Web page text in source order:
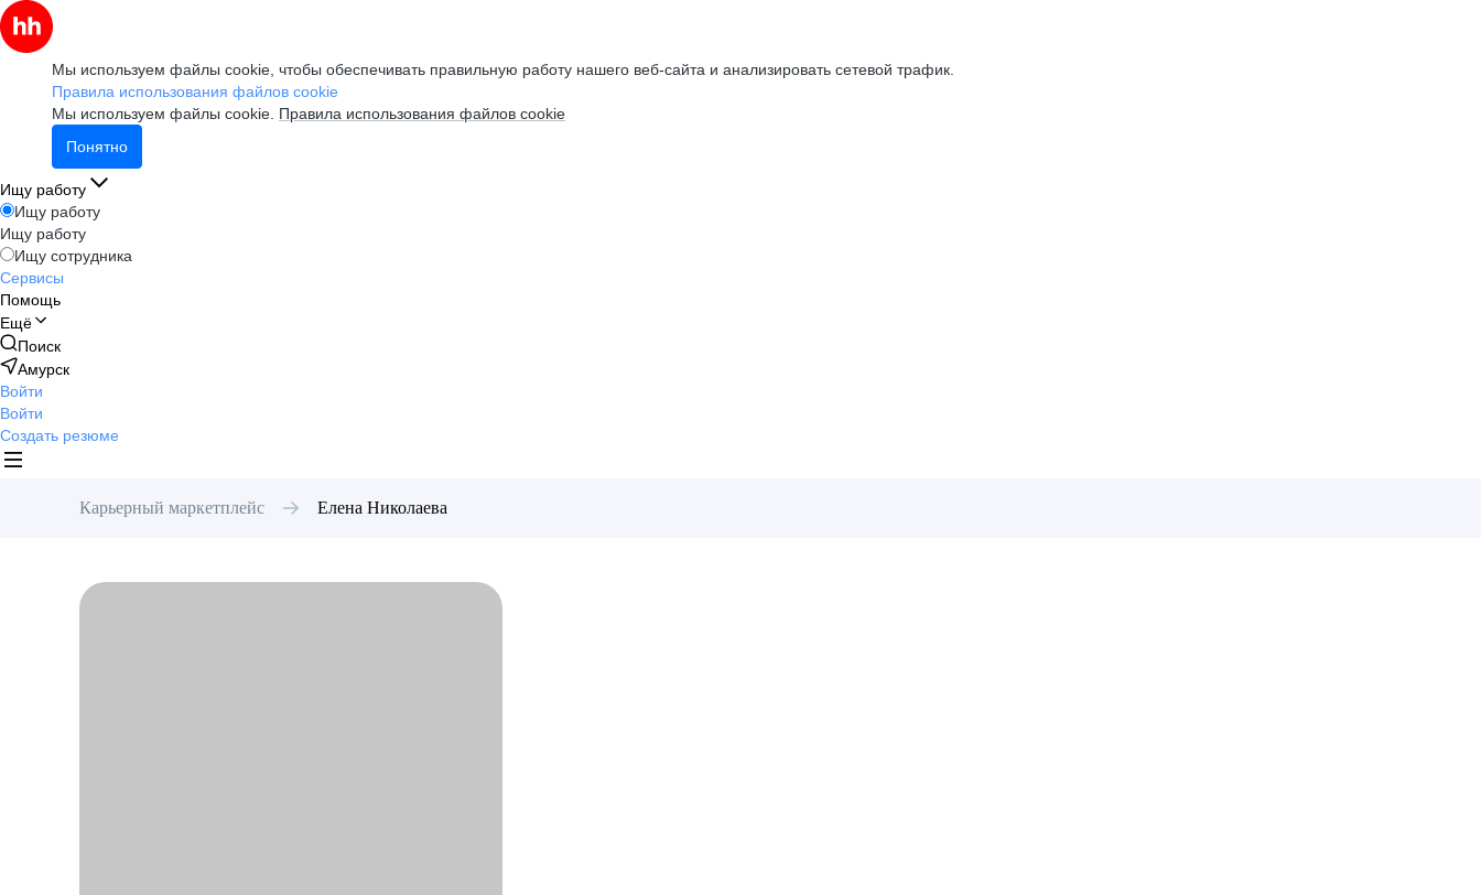
Мы используем файлы cookie, чтобы обеспечивать правильную работу нашего веб-сайта и анализировать сетевой трафик.
Правила использования файлов cookie
Мы используем файлы cookie. Правила использования файлов cookie
Понятно
Ищу работу
Ищу работу
Ищу работу
Ищу сотрудника
Сервисы
Помощь
Ещё
Поиск
Амурск
Войти
Войти
Создать резюме
Карьерный маркетплейс Елена Николаева